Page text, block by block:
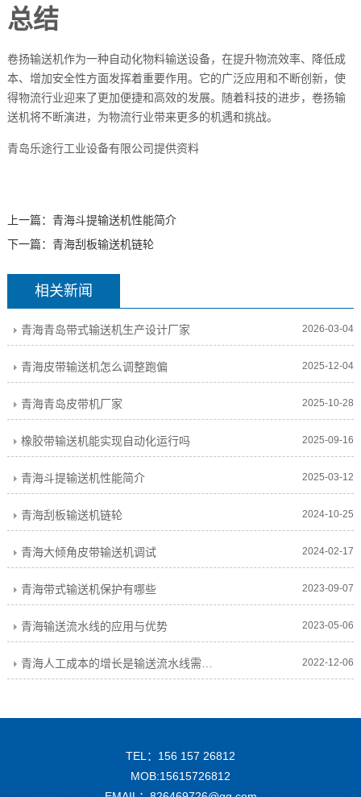
总结
卷扬输送机作为一种自动化物料输送设备，在提升物流效率、降低成
本、增加安全性方面发挥着重要作用。它的广泛应用和不断创新，使
得物流行业迎来了更加便捷和高效的发展。随着科技的进步，卷扬输
送机将不断演进，为物流行业带来更多的机遇和挑战。
青岛乐途行工业设备有限公司提供资料
上一篇： 青海斗提输送机性能简介
下一篇： 青海刮板输送机链轮
相关新闻
青海青岛带式输送机生产设计厂家 2026-03-04
青海皮带输送机怎么调整跑偏 2025-12-04
青海青岛皮带机厂家 2025-10-28
橡胶带输送机能实现自动化运行吗 2025-09-16
青海斗提输送机性能简介 2025-03-12
青海刮板输送机链轮 2024-10-25
青海大倾角皮带输送机调试 2024-02-17
青海带式输送机保护有哪些 2023-09-07
青海输送流水线的应用与优势 2023-05-06
青海人工成本的增长是输送流水线需求增长 2022-12-06
TEL：156 157 26812
MOB:15615726812